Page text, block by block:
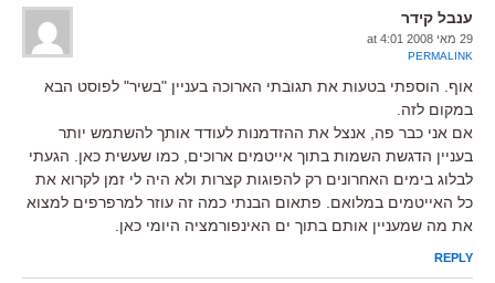
ענבל קידר
29 מאי 2008 at 4:01
PERMALINK
אוף. הוספתי בטעות את תגובתי הארוכה בעניין "בשיר" לפוסט הבא
במקום לזה.
אם אני כבר פה, אנצל את ההזדמנות לעודד אותך להשתמש יותר
בעניין הדגשת השמות בתוך אייטמים ארוכים, כמו שעשית כאן. הגעתי
לבלוג בימים האחרונים רק להפוגות קצרות ולא היה לי זמן לקרוא את
כל האייטמים במלואם. פתאום הבנתי כמה זה עוזר למרפרפים למצוא
את מה שמעניין אותם בתוך ים האינפורמציה היומי כאן.
REPLY